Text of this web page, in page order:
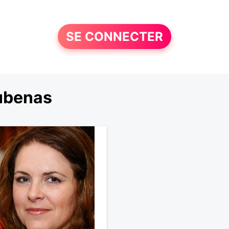
SE CONNECTER